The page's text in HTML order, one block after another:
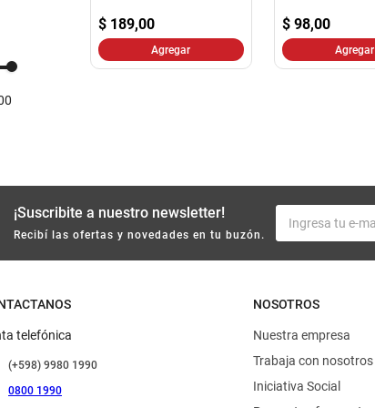
$ 189,00
Agregar
$ 98,00
Agregar
¡Suscribite a nuestro newsletter!
Recibí las ofertas y novedades en tu buzón.
telefónica
(+598) 9980 1990
0800 1990
NOSOTROS
Nuestra empresa
Trabaja con nosotros
Iniciativa Social